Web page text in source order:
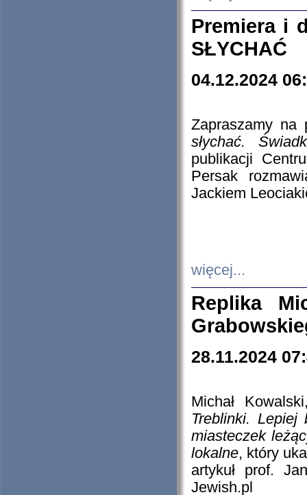
Premiera i
SŁYCHAĆ
04.12.2024
Zapraszamy
słychać.
publikacji
Persak
Jackiem
więcej...
Replika
28.11.2024
Michał
Treblinki. Lepiej
miasteczek
lokalne, który
artykuł prof.
Jewish.pl